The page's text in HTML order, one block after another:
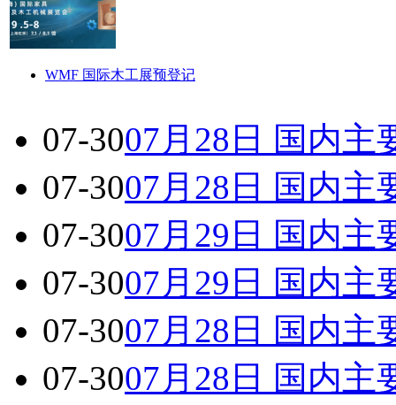
WMF 国际木工展预登记
07-3007月28日 国内主
07-3007月28日 国内主
07-3007月29日 国内主
07-3007月29日 国内主
07-3007月28日 国内主
07-3007月28日 国内主